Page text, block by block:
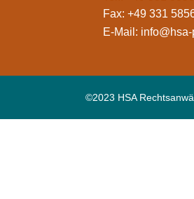
Fax: +49 331
E-Mail:
©2023 HSA